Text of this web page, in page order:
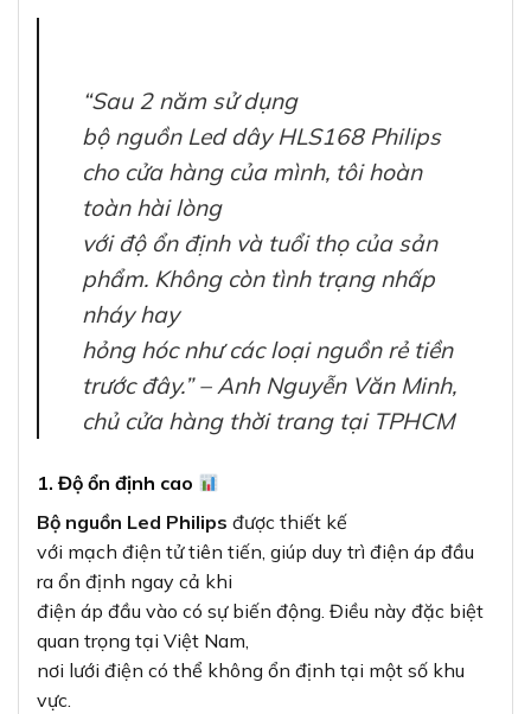
“Sau 2 năm sử dụng
bộ nguồn Led dây HLS168 Philips
cho cửa hàng của mình, tôi hoàn
toàn hài lòng
với độ ổn định và tuổi thọ của sản
phẩm. Không còn tình trạng nhấp
nháy hay
hỏng hóc như các loại nguồn rẻ tiền
trước đây.” – Anh Nguyễn Văn Minh,
chủ cửa hàng thời trang tại TPHCM
1. Độ ổn định cao
Bộ nguồn Led Philips được thiết kế
với mạch điện tử tiên tiến, giúp duy trì điện áp đầu
ra ổn định ngay cả khi
điện áp đầu vào có sự biến động. Điều này đặc biệt
quan trọng tại Việt Nam,
nơi lưới điện có thể không ổn định tại một số khu
vực.